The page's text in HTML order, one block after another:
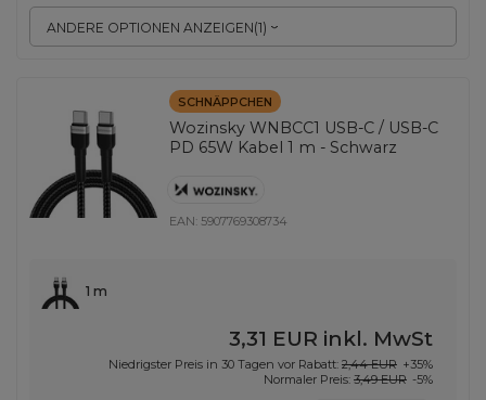
ANDERE OPTIONEN ANZEIGEN(1)
SCHNÄPPCHEN
Wozinsky WNBCC1 USB-C / USB-C
PD 65W Kabel 1 m - Schwarz
EAN: 5907769308734
1 m
3,31 EUR inkl. MwSt
Niedrigster Preis in 30 Tagen vor Rabatt: 2,44 EUR +35%
Normaler Preis: 3,49 EUR -5%